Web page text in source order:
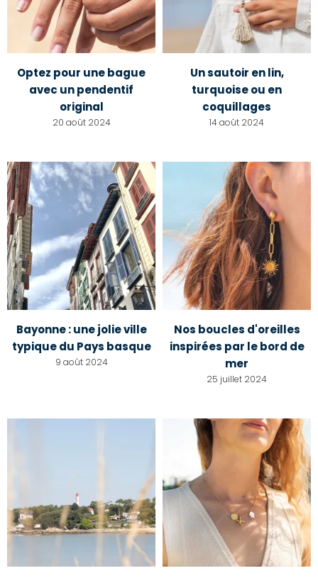
Optez pour une bague
avec un pendentif
original
20 août 2024
Un sautoir en lin,
turquoise ou en
coquillages
14 août 2024
Bayonne : une jolie ville
typique du Pays basque
9 août 2024
Nos boucles d'oreilles
inspirées par le bord de
mer
25 juillet 2024